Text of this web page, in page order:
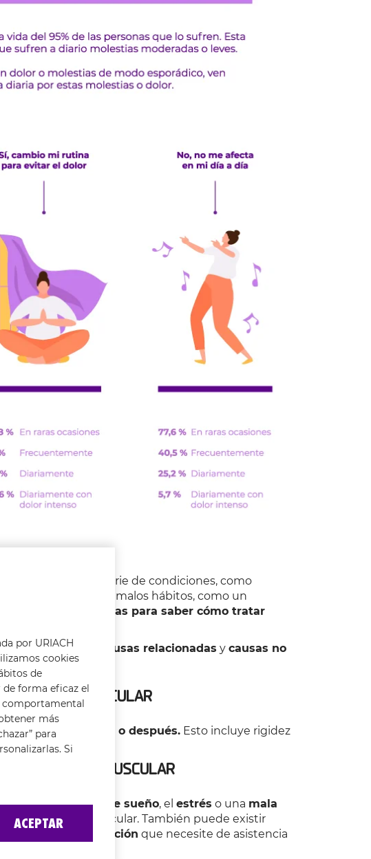
por una serie de condiciones, como
el estrés o malos hábitos, como un
conocer los síntomas para saber cómo tratar
en dos grupos:
causas relacionadas y causas no
.
MUSCULAR
de ejercicio físico o después. Esto incluye rigidez
LA ACTIVIDAD MUSCULAR
como lafalta de sueño, el estrés o una mala
en dolor muscular. También puede existir
virus u otra afección que necesite de asistencia
por URIACH
cookies
de
forma eficaz el
comportamental
más
para
Si
ACEPTAR